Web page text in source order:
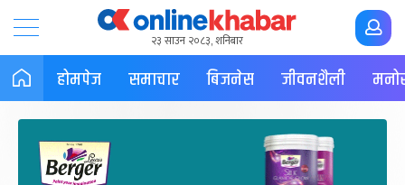
२३ साउन २०८३, शनिबार
होमपेज समाचार बिजनेस जीवनशैली